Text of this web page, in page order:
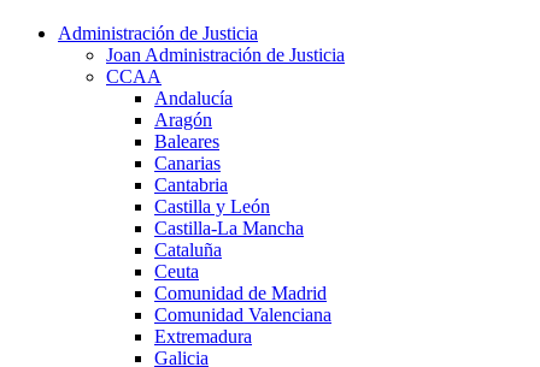
Administración de Justicia
Joan Administración de Justicia
CCAA
Andalucía
Aragón
Baleares
Canarias
Cantabria
Castilla y León
Castilla-La Mancha
Cataluña
Ceuta
Comunidad de Madrid
Comunidad Valenciana
Extremadura
Galicia